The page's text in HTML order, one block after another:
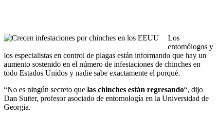
Los
entomólogos y
los especialistas en control de plagas están informando que hay un
aumento sostenido en el número de infestaciones de chinches en
todo Estados Unidos y nadie sabe exactamente el porqué.
“No es ningún secreto que las chinches están regresando“, dijo
Dan Suiter, profesor asociado de entomología en la Universidad de
Georgia.